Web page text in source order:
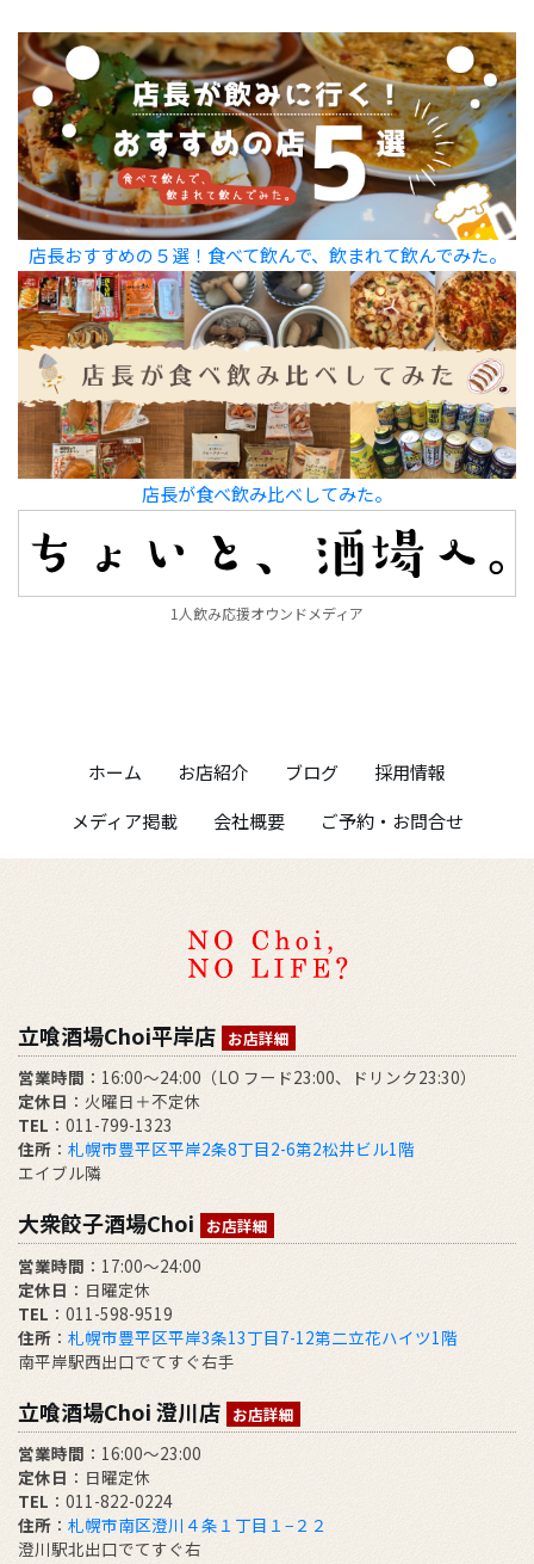
店長おすすめの５選！食べて飲んで、飲まれて飲んでみた。
店長が食べ飲み比べしてみた。
1人飲み応援オウンドメディア
ホーム お店紹介 ブログ
採用情報
メディア掲載
会社概要 ご予約・お問合せ
立喰酒場Choi平岸店 お店詳細
営業時間 ：16:00～24:00（LO フード23:00、ドリンク23:30）
定休日 ：火曜日＋不定休
TEL ：011-799-1323
住所 ： 札幌市豊平区平岸2条8丁目2-6第2松井ビル1階
エイブル隣
大衆餃子酒場Choi お店詳細
営業時間 ：17:00～24:00
定休日 ：日曜定休
TEL ：011-598-9519
住所 ： 札幌市豊平区平岸3条13丁目7-12第二立花ハイツ1階
南平岸駅西出口でてすぐ右手
立喰酒場Choi 澄川店 お店詳細
営業時間 ：16:00～23:00
定休日 ：日曜定休
TEL ：011-822-0224
住所 ： 札幌市南区澄川４条１丁目１−２２
澄川駅北出口でてすぐ右